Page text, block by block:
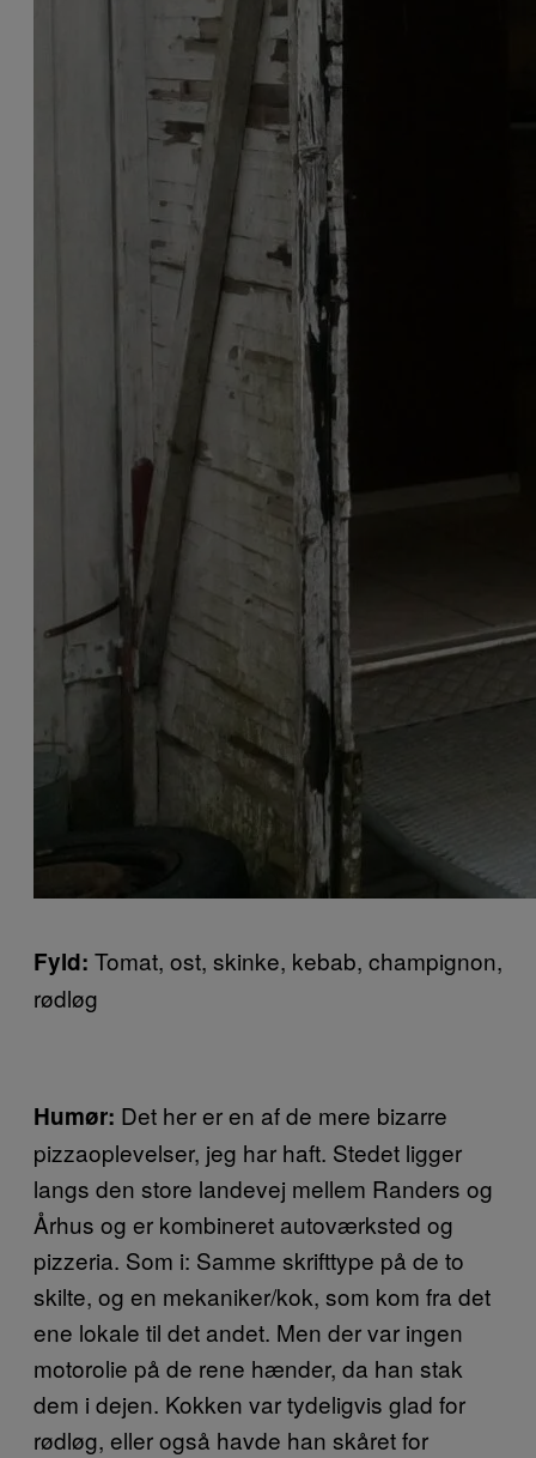
Fyld: Tomat, ost, skinke, kebab, champignon,
rødløg
Humør: Det her er en af de mere bizarre
pizzaoplevelser, jeg har haft. Stedet ligger
langs den store landevej mellem Randers og
Århus og er kombineret autoværksted og
pizzeria. Som i: Samme skrifttype på de to
skilte, og en mekaniker/kok, som kom fra det
ene lokale til det andet. Men der var ingen
motorolie på de rene hænder, da han stak
dem i dejen. Kokken var tydeligvis glad for
rødløg, eller også havde han skåret for